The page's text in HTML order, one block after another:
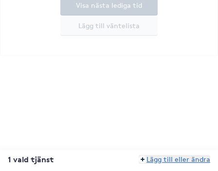
Lägg till väntelista
Visa nästa lediga tid
1 vald tjänst Lägg till eller ändra